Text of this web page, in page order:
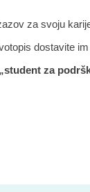
za svoju
dostavite im
„student za